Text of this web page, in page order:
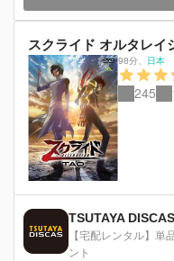
スクライド オルタレイ
98分 日本
245
TSUTAYA DISCAS
【宅配レンタル】単
ント